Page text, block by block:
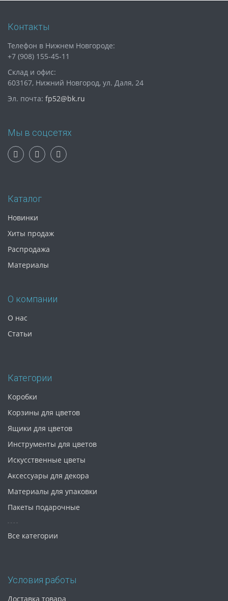
Контакты
Телефон в Нижнем Новгороде:
+7 (908) 155-45-11
Склад и офис:
603167, Нижний Новгород, ул. Даля, 24
Эл. почта: fp52@bk.ru
Мы в соцсетях
Каталог
Новинки
Хиты продаж
Распродажа
Материалы
О компании
О нас
Статьи
Категории
Коробки
Корзины для цветов
Ящики для цветов
Инструменты для цветов
Искусственные цветы
Аксессуары для декора
Материалы для упаковки
Пакеты подарочные
Все категории
Условия работы
Доставка товара